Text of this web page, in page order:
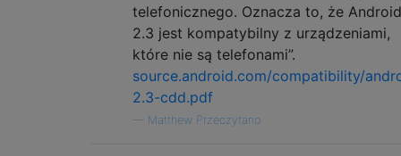
telefonicznego. Oznacza to, że Android
2.3 jest kompatybilny z urządzeniami,
które nie są telefonami”.
source.android.com/compatibility/
2.3-cdd.pdf
Matthew Przeczytano